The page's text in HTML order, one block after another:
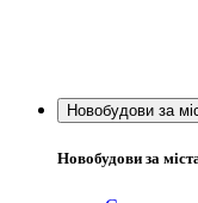
Новобудови за
Новобудови за